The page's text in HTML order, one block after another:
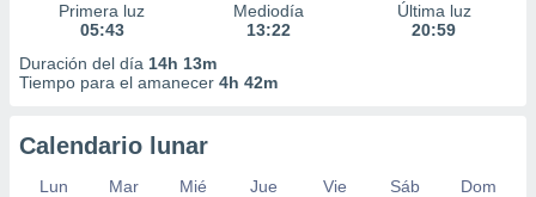
Primera luz
05:43
Mediodía
13:22
Última luz
20:59
Duración del día 14h 13m
Tiempo para el amanecer 4h 42m
Calendario lunar
Lun Mar Mié Jue Vie Sáb
Dom